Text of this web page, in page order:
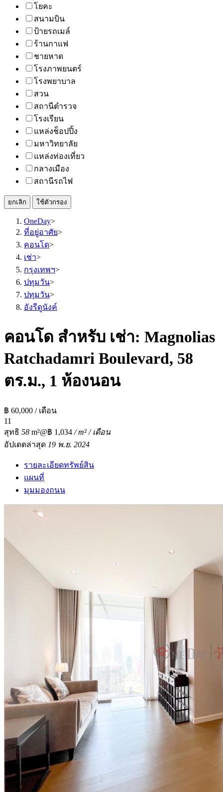
โยคะ
สนามบิน
ป้ายรถเมล์
ร้านกาแฟ
ชายหาด
โรงภาพยนตร์
โรงพยาบาล
สวน
สถานีตำรวจ
โรงเรียน
แหล่งช็อปปิ้ง
มหาวิทยาลัย
แหล่งท่องเที่ยว
กลางเมือง
สถานีรถไฟ
ยกเลิก ใช้ตัวกรอง
OneDay>
ที่อยู่อาศัย>
คอนโด>
เช่า>
กรุงเทพฯ>
ปทุมวัน>
ปทุมวัน>
อังรีดูนังค์
คอนโด สำหรับ เช่า: Magnolias
Ratchadamri Boulevard, 58
ตร.ม., 1 ห้องนอน
฿ 60,000 / เดือน
11
สุทธิ 58 m²@฿ 1,034 / m² / เดือน
อัปเดตล่าสุด 19 พ.ย. 2024
รายละเอียดทรัพย์สิน
แผนที่
มุมมองถนน